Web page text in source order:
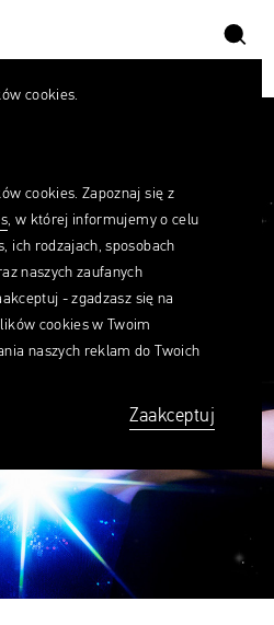
szukaj
cookies.
cookies. Zapoznaj się z
, w której informujemy o celu
ich rodzajach, sposobach
naszych zaufanych
- zgadzasz się na
cookies w Twoim
naszych reklam do Twoich
Zaakceptuj